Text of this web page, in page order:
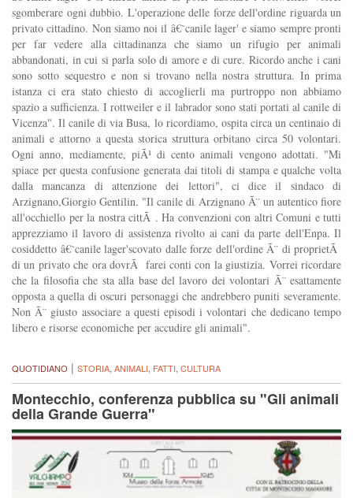
sgomberare ogni dubbio. L'operazione delle forze dell'ordine riguarda un
privato cittadino. Non siamo noi il â€˜canile lager' e siamo sempre pronti
per far vedere alla cittadinanza che siamo un rifugio per animali
abbandonati, in cui si parla solo di amore e di cure. Ricordo anche i cani
sono sotto sequestro e non si trovano nella nostra struttura. In prima
istanza ci era stato chiesto di accoglierli ma purtroppo non abbiamo
spazio a sufficienza. I rottweiler e il labrador sono stati portati al canile di
Vicenza". Il canile di via Busa, lo ricordiamo, ospita circa un centinaio di
animali e attorno a questa storica struttura orbitano circa 50 volontari.
Ogni anno, mediamente, piÃ¹ di cento animali vengono adottati. "Mi
spiace per questa confusione generata dai titoli di stampa e qualche volta
dalla mancanza di attenzione dei lettori", ci dice il sindaco di
Arzignano,Giorgio Gentilin. "Il canile di Arzignano Ã¨ un autentico fiore
all'occhiello per la nostra cittÃ . Ha convenzioni con altri Comuni e tutti
apprezziamo il lavoro di assistenza rivolto ai cani da parte dell'Enpa. Il
cosiddetto â€˜canile lager'scovato dalle forze dell'ordine Ã¨ di proprietÃ
di un privato che ora dovrÃ farei conti con la giustizia. Vorrei ricordare
che la filosofia che sta alla base del lavoro dei volontari Ã¨ esattamente
opposta a quella di oscuri personaggi che andrebbero puniti severamente.
Non Ã¨ giusto associare a questi episodi i volontari che dedicano tempo
libero e risorse economiche per accudire gli animali".
QUOTIDIANO | STORIA ANIMALI FATTI CULTURA
Montecchio, conferenza pubblica su "Gli animali
della Grande Guerra"